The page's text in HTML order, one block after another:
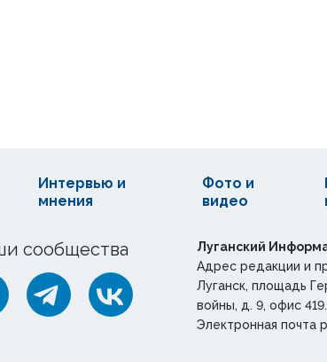
сообщества
Интервью и
мнения
Фото и
видео
Луганский
Адрес редакции и
Луганск, площадь
войны, д. 9, офис 419.
Электронная почта